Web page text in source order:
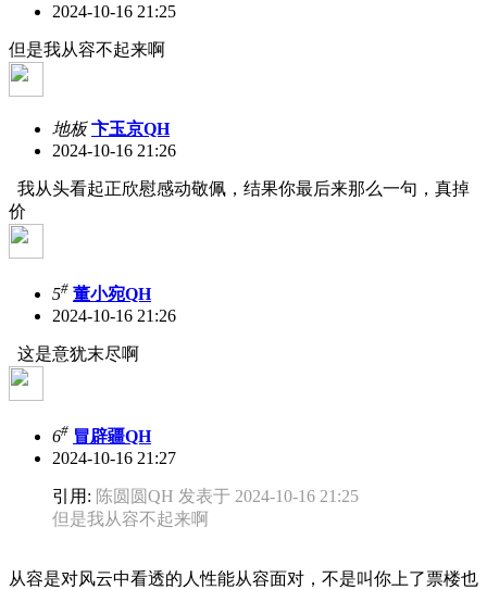
2024-10-16 21:25
但是我从容不起来啊
地板 卞玉京QH
2024-10-16 21:26
我从头看起正欣慰感动敬佩，结果你最后来那么一句，真掉
价
5# 董小宛QH
2024-10-16 21:26
这是意犹末尽啊
6# 冒辟疆QH
2024-10-16 21:27
引用: 陈圆圆QH 发表于 2024-10-16 21:25
但是我从容不起来啊
从容是对风云中看透的人性能从容面对，不是叫你上了票楼也